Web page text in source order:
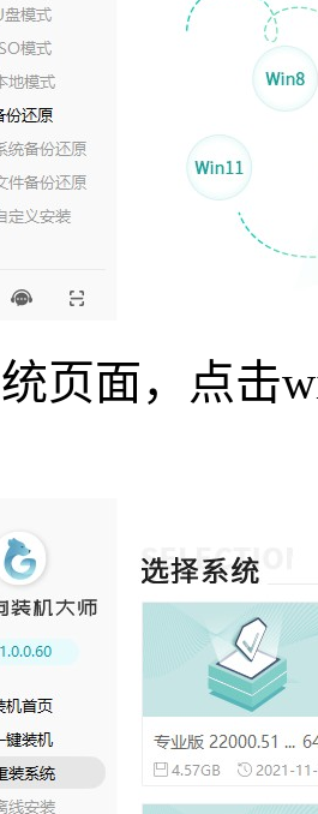
页面，点击